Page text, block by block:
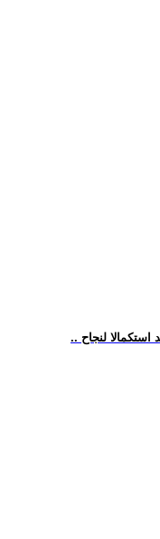
لنجاح